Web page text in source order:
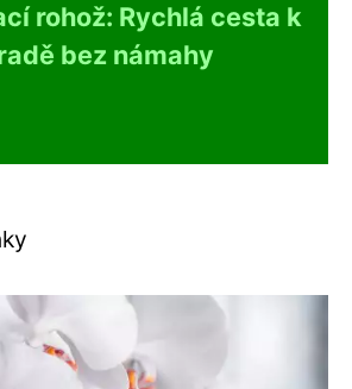
rohož: Rychlá cesta k
bez námahy